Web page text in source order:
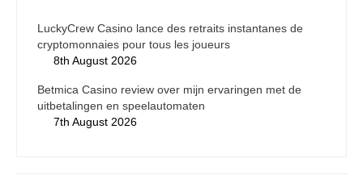
LuckyCrew Casino lance des retraits instantanes de
cryptomonnaies pour tous les joueurs
8th August 2026
Betmica Casino review over mijn ervaringen met de
uitbetalingen en speelautomaten
7th August 2026